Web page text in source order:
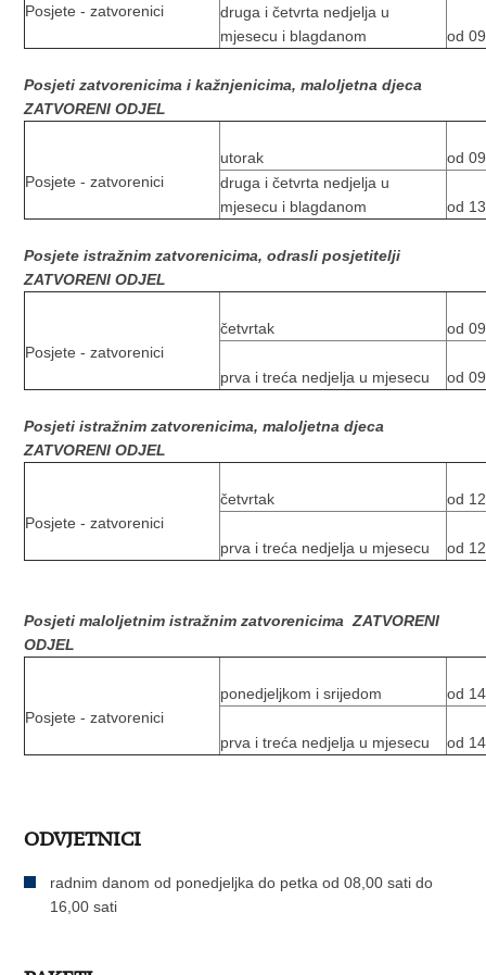
Posjete - zatvorenici
druga i četvrta nedjelja u
mjesecu i blagdanom
od
Posjeti zatvorenicima i kažnjenicima, maloljetna djeca
ZATVORENI ODJEL
Posjete - zatvorenici
utorak
od
druga i četvrta nedjelja u
mjesecu i blagdanom
od
Posjete istražnim zatvorenicima, odrasli posjetitelji
ZATVORENI ODJEL
Posjete - zatvorenici
četvrtak od
prva i treća nedjelja u mjesecu od
Posjeti istražnim zatvorenicima, maloljetna djeca
ZATVORENI ODJEL
Posjete - zatvorenici
četvrtak od
prva i treća nedjelja u mjesecu od
Posjeti maloljetnim istražnim zatvorenicima ZATVORENI
ODJEL
Posjete - zatvorenici
ponedjeljkom i srijedom od
prva i treća nedjelja u mjesecu od
ODVJETNICI
radnim danom od ponedjeljka do petka od 08,00 sati do
16,00 sati